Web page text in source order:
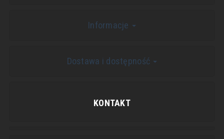
Informacje
Dostawa i dostępność
KONTAKT